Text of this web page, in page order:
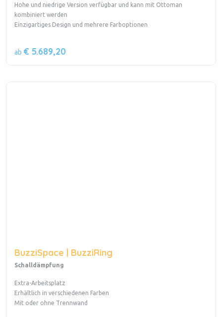
Hohe und niedrige Version verfügbar und kann mit Ottoman
kombiniert werden
Einzigartiges Design und mehrere Farboptionen
ab € 5.689,20
BuzziSpace | BuzziRing
Schalldämpfung
Extra-Arbeitsplatz
Erhältlich in verschiedenen Farben
Mit oder ohne Trennwand